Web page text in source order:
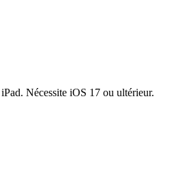
Nécessite iOS 17 ou ultérieur.